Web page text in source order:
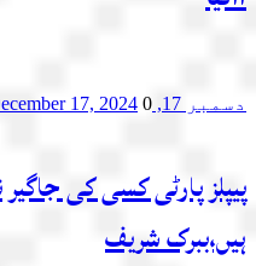
دسمبر 17, 2024 17, 2024 0 تبصرے
پیپلز پارٹی کسی کی
ہیں،ببرک شریف